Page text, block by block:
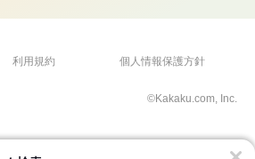
利用規約 個人情報保護方針
©Kakaku.com, Inc.